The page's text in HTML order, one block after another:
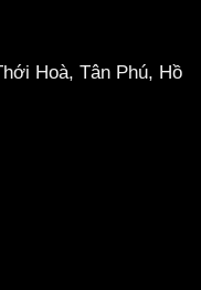
Hoà, Tân Phú, Hồ